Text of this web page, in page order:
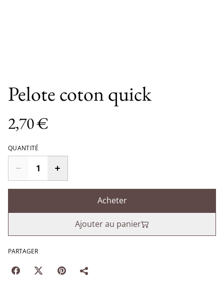
Pelote coton quick
2,70 €
QUANTITÉ
Acheter
Ajouter au panier
PARTAGER